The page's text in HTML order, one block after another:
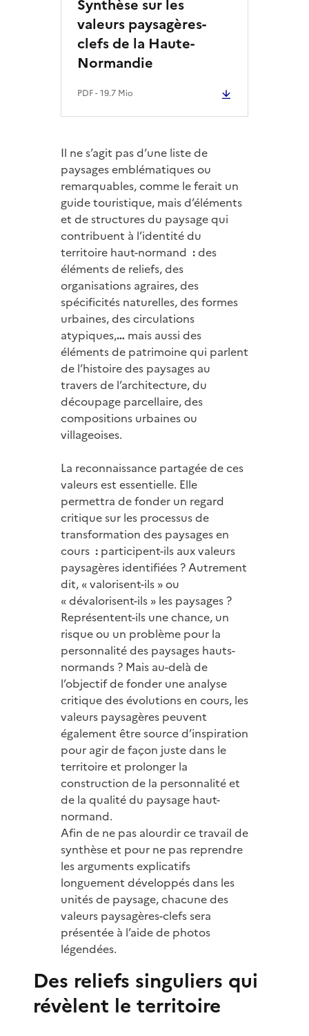
Synthèse sur les
valeurs paysagères-
clefs de la Haute-
Normandie
PDF- 19.7 Mio
Il ne s’agit pas d’une liste de
paysages emblématiques ou
remarquables, comme le ferait un
guide touristique, mais d’éléments
et de structures du paysage qui
contribuent à l’identité du
territoire haut-normand :des
éléments de reliefs, des
organisations agraires, des
spécificités naturelles, des formes
urbaines, des circulations
atypiques,… mais aussi des
éléments de patrimoine qui parlent
de l’histoire des paysages au
travers de l’architecture, du
découpage parcellaire, des
compositions urbaines ou
villageoises.
La reconnaissance partagée de ces
valeurs est essentielle. Elle
permettra de fonder un regard
critique sur les processus de
transformation des paysages en
cours : participent-ils aux valeurs
paysagères identifiées ? Autrement
dit, « valorisent-ils » ou
« dévalorisent-ils » les paysages ?
Représentent-ils une chance, un
risque ou un problème pour la
personnalité des paysages hauts-
normands ? Mais au-delà de
l’objectif de fonder une analyse
critique des évolutions en cours, les
valeurs paysagères peuvent
également être source d’inspiration
pour agir de façon juste dans le
territoire et prolonger la
construction de la personnalité et
de la qualité du paysage haut-
normand.
Afin de ne pas alourdir ce travail de
synthèse et pour ne pas reprendre
les arguments explicatifs
longuement développés dans les
unités de paysage, chacune des
valeurs paysagères-clefs sera
présentée à l’aide de photos
légendées.
Des reliefs singuliers qui
révèlent le territoire